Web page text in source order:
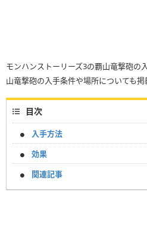
モンハンストーリーズ3の覇山竜撃砲の
山竜撃砲の入手条件や場所についても掲
目次
入手方法
効果
関連記事